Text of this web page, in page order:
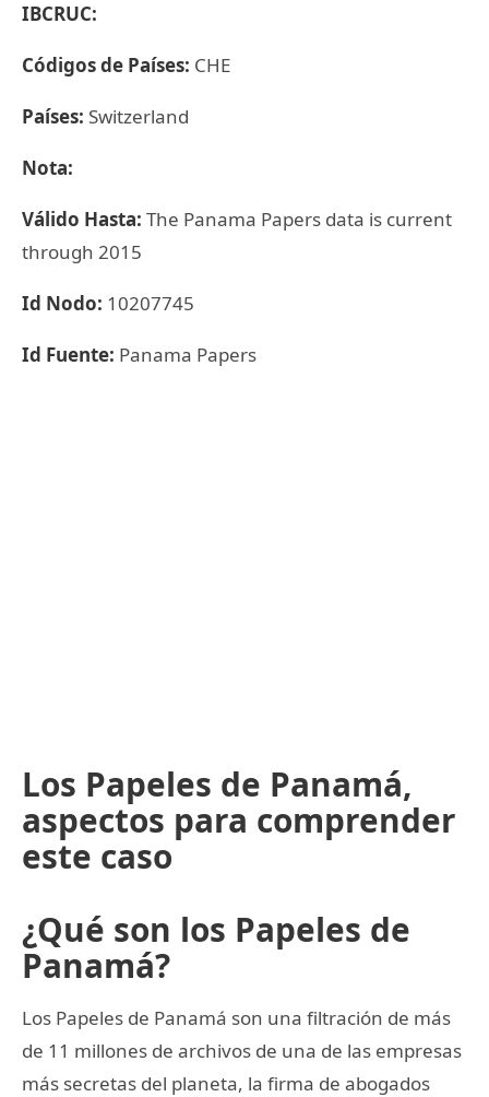
IBCRUC:
Códigos de Países: CHE
Países: Switzerland
Nota:
Válido Hasta: The Panama Papers data is current
through 2015
Id Nodo: 10207745
Id Fuente: Panama Papers
Los Papeles de Panamá,
aspectos para comprender
este caso
¿Qué son los Papeles de
Panamá?
Los Papeles de Panamá son una filtración de más
de 11 millones de archivos de una de las empresas
más secretas del planeta, la firma de abogados